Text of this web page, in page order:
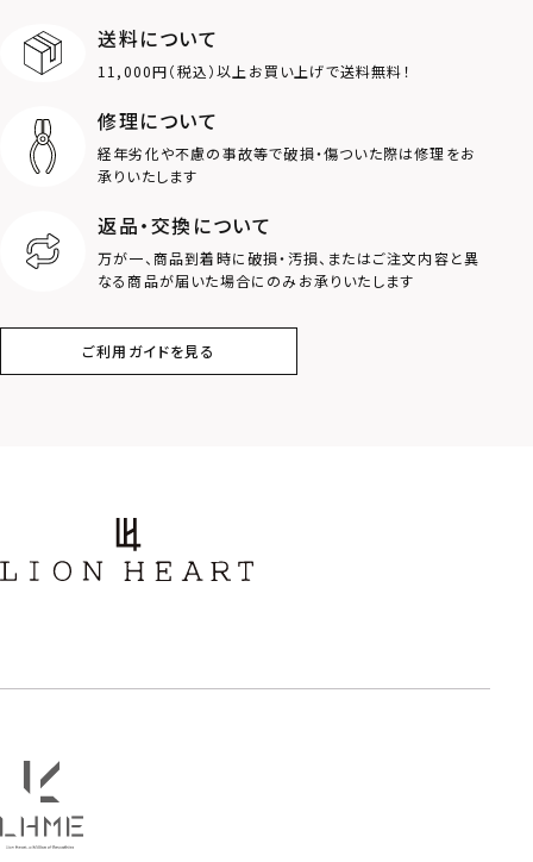
ダブルリング
ロゴ
クラウン
フラワー
送料について
11,000円（税込）以上お買い上げで送料無料！
修理について
経年劣化や不慮の事故等で破損・傷ついた際は修理をお
承りいたします
返品・交換について
万が一、商品到着時に破損・汚損、またはご注文内容と異
なる商品が届いた場合にのみお承りいたします
ご利用ガイドを見る